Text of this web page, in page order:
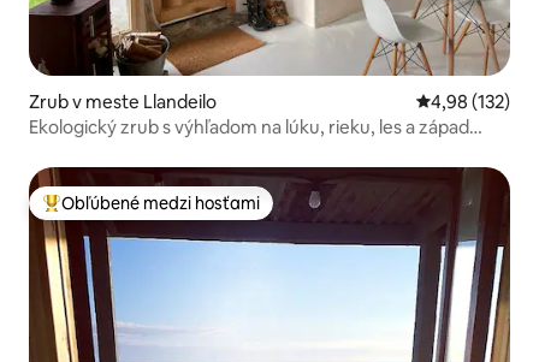
Zrub v meste Llandeilo Priemerné
4,98 (132)
Ekologický zrub s výhľadom na lúku, rieku, les a západ
Najobľúbenejšie medzi hosťami
Obľúbené medzi hosťami